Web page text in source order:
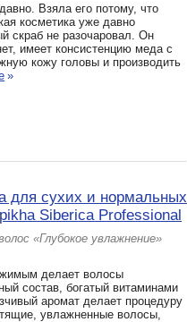
Взяла его потому, что
косметика уже давно
скраб не разочаровал. Он
имеет консистенцию меда с
кожу головы и производить
»
для сухих и нормальных
Siberica Professional
«Глубокое увлажнение»
делает волосы
состав, богатый витаминами
аромат делает процедуру
увлажненные волосы,